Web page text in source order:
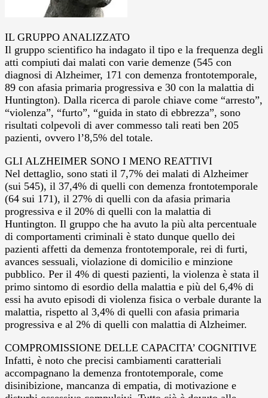
IL GRUPPO ANALIZZATO
Il gruppo scientifico ha indagato il tipo e la frequenza degli
atti compiuti dai malati con varie demenze (545 con
diagnosi di Alzheimer, 171 con demenza frontotemporale,
89 con afasia primaria progressiva e 30 con la malattia di
Huntington). Dalla ricerca di parole chiave come “arresto”,
“violenza”, “furto”, “guida in stato di ebbrezza”, sono
risultati colpevoli di aver commesso tali reati ben 205
pazienti, ovvero l’8,5% del totale.
GLI ALZHEIMER SONO I MENO REATTIVI
Nel dettaglio, sono stati il 7,7% dei malati di Alzheimer
(sui 545), il 37,4% di quelli con demenza frontotemporale
(64 sui 171), il 27% di quelli con da afasia primaria
progressiva e il 20% di quelli con la malattia di
Huntington. Il gruppo che ha avuto la più alta percentuale
di comportamenti criminali è stato dunque quello dei
pazienti affetti da demenza frontotemporale, rei di furti,
avances sessuali, violazione di domicilio e minzione
pubblico. Per il 4% di questi pazienti, la violenza è stata il
primo sintomo di esordio della malattia e più del 6,4% di
essi ha avuto episodi di violenza fisica o verbale durante la
malattia, rispetto al 3,4% di quelli con afasia primaria
progressiva e al 2% di quelli con malattia di Alzheimer.
COMPROMISSIONE DELLE CAPACITA’ COGNITIVE
Infatti, è noto che precisi cambiamenti caratteriali
accompagnano la demenza frontotemporale, come
disinibizione, mancanza di empatia, di motivazione e